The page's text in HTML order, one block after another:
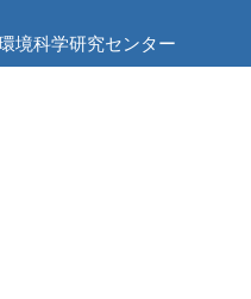
境科学研究センター